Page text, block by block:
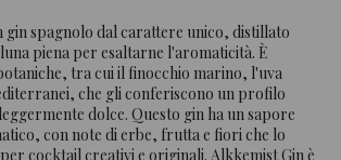
gin spagnolo dal carattere unico, distillato
piena per esaltarne l'aromaticità. È
tra cui il finocchio marino, l'uva
che gli conferiscono un profilo
dolce. Questo gin ha un sapore
con note di erbe, frutta e fiori che lo
cocktail creativi e originali. Alkkemist Gin è